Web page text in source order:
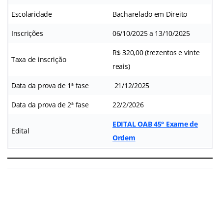
Escolaridade Bacharelado em Direito
Inscrições 06/10/2025 a 13/10/2025
Taxa de inscrição
R$ 320,00 (trezentos e vinte
reais)
Data da prova de 1ª fase 21/12/2025
Data da prova de 2ª fase 22/2/2026
Edital
EDITAL OAB 45° Exame de
Ordem